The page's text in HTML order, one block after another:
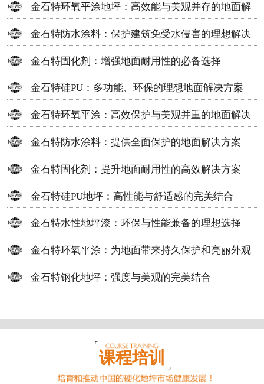
金石特环氧平涂地坪：高效能与美观并存的地面解
决方案
金石特防水涂料：保护建筑免受水侵害的理想解决
方案
金石特固化剂：增强地面耐用性的必备选择
金石特硅PU：多功能、环保的理想地面解决方案
金石特环氧平涂：高效保护与美观并重的地面解决
方案
金石特防水涂料：提供全面保护的地面解决方案
金石特固化剂：提升地面耐用性的高效解决方案
金石特硅PU地坪：高性能与舒适感的完美结合
金石特水性地坪漆：环保与性能兼备的理想选择
金石特环氧平涂：为地面带来持久保护和亮丽外观
金石特钢化地坪：强度与美观的完美结合
课程培训